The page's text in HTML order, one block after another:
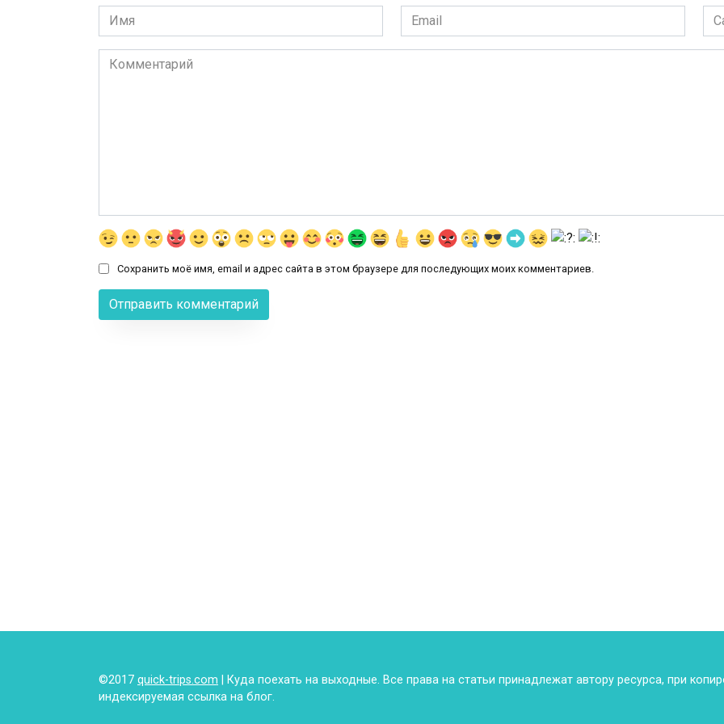
Имя
*
Email
*
Комментарий
Сохранить моё имя, email и адрес сайта в этом браузере для последующих моих комментариев.
©2017 quick-trips.com | Куда поехать на выходные. Все права на статьи принадлежат автору ресурса, при
индексируемая ссылка на блог.